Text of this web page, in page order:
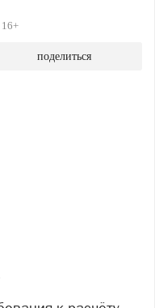
16+
поделиться